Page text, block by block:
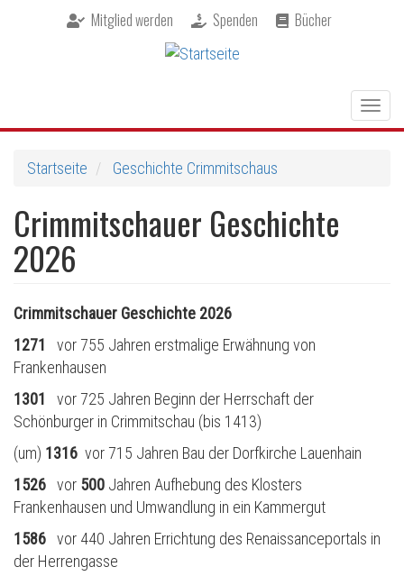
Mitglied werden Spenden Bücher
Startseite
Geschichte Crimmitschaus
Crimmitschauer Geschichte
2026
Crimmitschauer Geschichte 2026
1271 vor 755 Jahren erstmalige Erwähnung von
Frankenhausen
1301 vor 725 Jahren Beginn der Herrschaft der
Schönburger in Crimmitschau (bis 1413)
(um) 1316 vor 715 Jahren Bau der Dorfkirche Lauenhain
1526 vor 500 Jahren Aufhebung des Klosters
Frankenhausen und Umwandlung in ein Kammergut
1586 vor 440 Jahren Errichtung des Renaissanceportals in
der Herrengasse